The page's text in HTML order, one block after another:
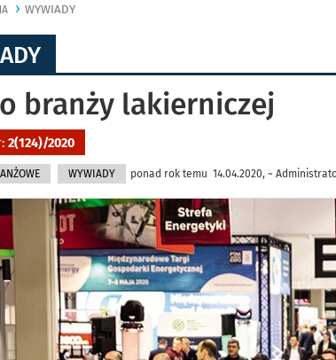
WYWIADY
branży lakierniczej
2(124)/2020
WYWIADY ponad rok temu 14.04.2020, ~